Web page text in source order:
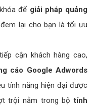
để giải pháp quảng
đem lại cho bạn là tối ưu
cận khách hàng cao,
cáo Google Adwords
tính năng hiện đại được
trội nằm trong bộtính